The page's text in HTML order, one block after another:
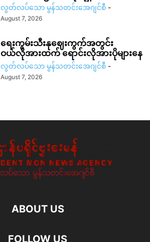
လွတ်လပ်သော မွန်သတင်းအေဂျင်စီ -
August 7, 2026
ရေးကွမ်းသီးနုဈေးကွက်အတွင်း
ဝယ်လိုအားထက် ရောင်းလိုအားပိုများနေ
လွတ်လပ်သော မွန်သတင်းအေဂျင်စီ -
August 7, 2026
ABOUT US
FOLLOW US